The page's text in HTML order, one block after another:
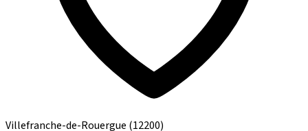
Villefranche-de-Rouergue (12200)